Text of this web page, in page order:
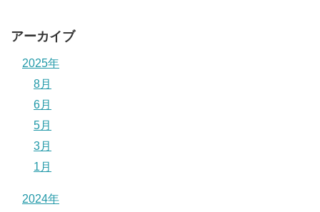
アーカイブ
2025年
8月
6月
5月
3月
1月
2024年